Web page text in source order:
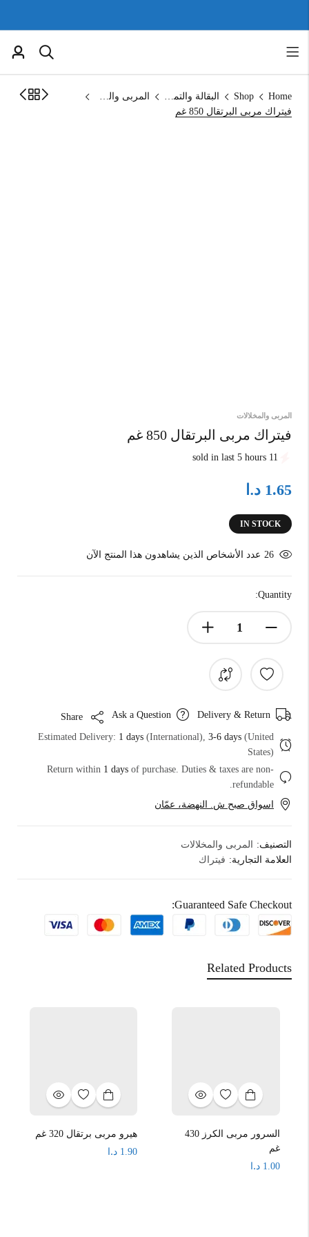
Home
Shop البقالة والتموين
المربى والمخلالات
فيتراك مربى البرتقال 850 غم
المربى والمخلالات
فيتراك مربى البرتقال 850 غم
11 sold in last 5 hours
1.65 د.ا
IN STOCK
26 عدد الأشخاص الذين يشاهدون هذا المنتج الآن
Quantity:
Delivery & Return
Ask a Question
Estimated Delivery: 1 days (International), 3-6 days (United
States)
Return within 1 days of purchase. Duties & taxes are non-
refundable.
اسواق صبح ش. النهضة، عمّان
التصنيف:
المربى والمخلالات
العلامة التجارية: فيتراك
Guaranteed Safe Checkout:
Related Products
السرور مربى الكرز 430
غم
1.00 د.ا
هيرو مربى برتقال 320 غم
1.90 د.ا